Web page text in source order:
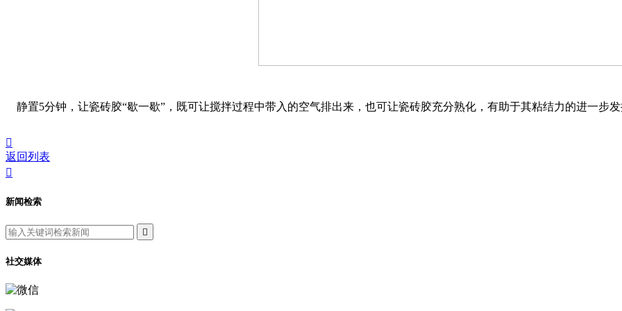
静置5分钟，让瓷砖胶“歇一歇”，既可让搅拌过程中带入的空气排出来，也可让瓷砖胶充分熟化，有助于其粘结力的进一步

返回列表

新闻检索

社交媒体